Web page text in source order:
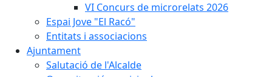
VI Concurs de microrelats 2026
Espai Jove "El Racó"
Entitats i associacions
Ajuntament
Salutació de l'Alcalde